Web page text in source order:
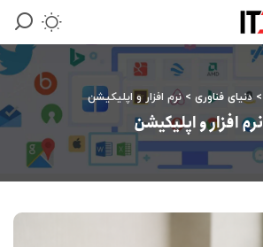
>دنیای فناوری >نرم افزار و اپلیکیشن
نرم افزار و اپلیکیشن